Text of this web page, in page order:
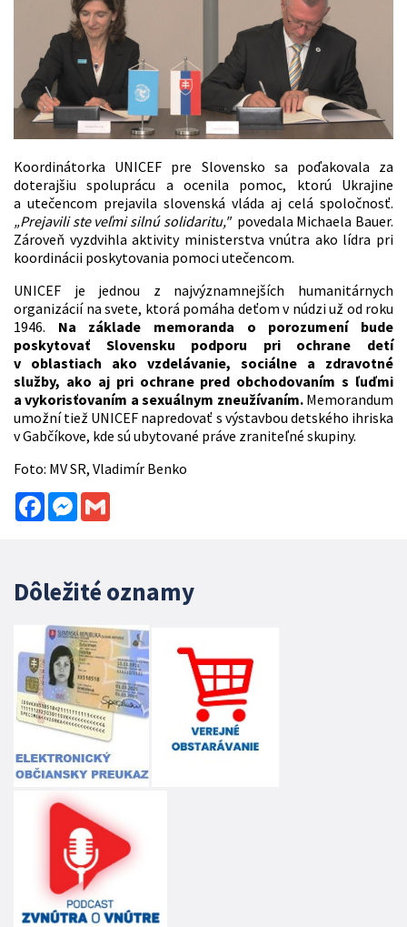
Koordinátorka UNICEF pre Slovensko sa poďakovala za
doterajšiu spoluprácu a ocenila pomoc, ktorú Ukrajine
a utečencom prejavila slovenská vláda aj celá spoločnosť.
„Prejavili ste veľmi silnú solidaritu,"povedala Michaela Bauer.
Zároveň vyzdvihla aktivity ministerstva vnútra ako lídra pri
koordinácii poskytovania pomoci utečencom.
UNICEF je jednou z najvýznamnejších humanitárnych
organizácií na svete, ktorá pomáha deťom v núdzi už od roku
1946. Na základe memoranda o porozumení bude
poskytovať Slovensku podporu pri ochrane detí
v oblastiach ako vzdelávanie, sociálne a zdravotné
služby, ako aj pri ochrane pred obchodovaním s ľuďmi
a vykorisťovaním a sexuálnym zneužívaním.Memorandum
umožní tiež UNICEF napredovať s výstavbou detského ihriska
v Gabčíkove, kde sú ubytované práve zraniteľné skupiny.
Foto: MV SR, Vladimír Benko
FacebookMessenger
Dôležité oznamy